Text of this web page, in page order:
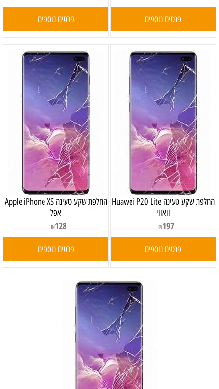
פרטים נוספים פרטים נוספים
‏החלפת שקע טעינה Huawei P20 Lite
וואווי
₪197
פרטים נוספים
‏החלפת שקע טעינה Apple iPhone XS
אפל
₪128
פרטים נוספים